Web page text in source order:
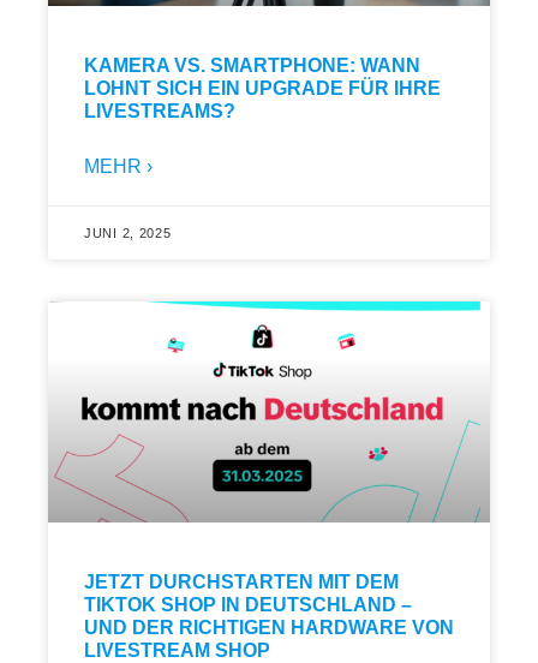
KAMERA VS. SMARTPHONE: WANN
LOHNT SICH EIN UPGRADE FÜR IHRE
LIVESTREAMS?
MEHR ›
JUNI 2, 2025
JETZT DURCHSTARTEN MIT DEM
TIKTOK SHOP IN DEUTSCHLAND –
UND DER RICHTIGEN HARDWARE VON
LIVESTREAM SHOP